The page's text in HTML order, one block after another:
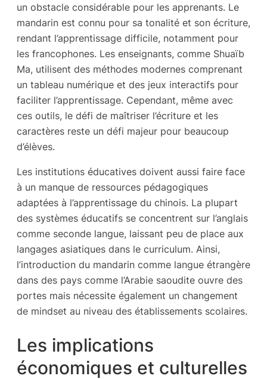
un obstacle considérable pour les apprenants. Le
mandarin est connu pour sa tonalité et son écriture,
rendant l’apprentissage difficile, notamment pour
les francophones. Les enseignants, comme Shuaïb
Ma, utilisent des méthodes modernes comprenant
un tableau numérique et des jeux interactifs pour
faciliter l’apprentissage. Cependant, même avec
ces outils, le défi de maîtriser l’écriture et les
caractères reste un défi majeur pour beaucoup
d’élèves.
Les institutions éducatives doivent aussi faire face
à un manque de ressources pédagogiques
adaptées à l’apprentissage du chinois. La plupart
des systèmes éducatifs se concentrent sur l’anglais
comme seconde langue, laissant peu de place aux
langages asiatiques dans le curriculum. Ainsi,
l’introduction du mandarin comme langue étrangère
dans des pays comme l’Arabie saoudite ouvre des
portes mais nécessite également un changement
de mindset au niveau des établissements scolaires.
Les implications
économiques et culturelles